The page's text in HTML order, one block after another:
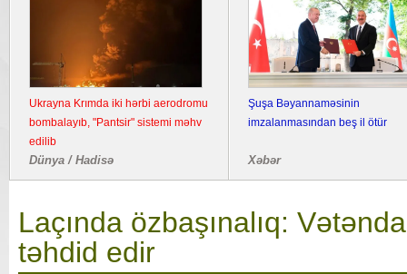
Ukrayna Krımda iki hərbi aerodromu
bombalayıb, "Pantsir" sistemi məhv
edilib
Dünya / Hadisə
Şuşa Bəyannaməsinin
imzalanmasından beş il ötür
Xəbər
Laçında özbaşınalıq:
təhdid edir